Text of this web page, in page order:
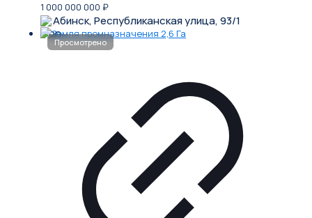
1 000 000 000 ₽
Абинск, Республиканская улица, 93/1